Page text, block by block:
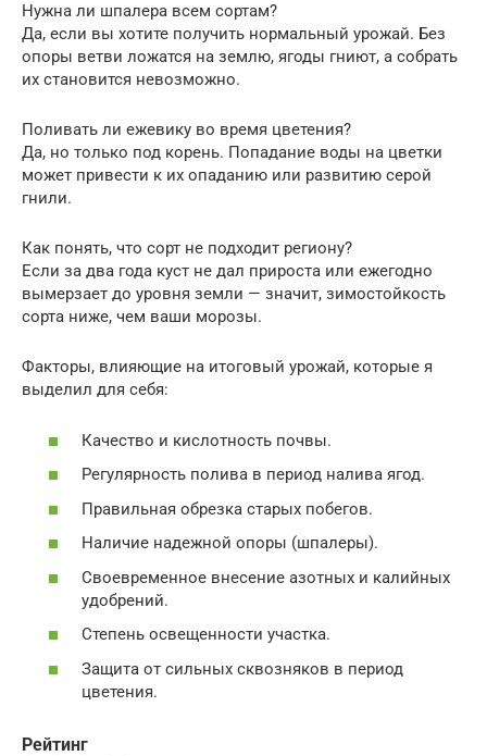
Нужна ли шпалера всем сортам?
Да, если вы хотите получить нормальный урожай. Без
опоры ветви ложатся на землю, ягоды гниют, а собрать
их становится невозможно.
Поливать ли ежевику во время цветения?
Да, но только под корень. Попадание воды на цветки
может привести к их опаданию или развитию серой
гнили.
Как понять, что сорт не подходит региону?
Если за два года куст не дал прироста или ежегодно
вымерзает до уровня земли — значит, зимостойкость
сорта ниже, чем ваши морозы.
Факторы, влияющие на итоговый урожай, которые я
выделил для себя:
Качество и кислотность почвы.
Регулярность полива в период налива ягод.
Правильная обрезка старых побегов.
Наличие надежной опоры (шпалеры).
Своевременное внесение азотных и калийных
удобрений.
Степень освещенности участка.
Защита от сильных сквозняков в период
цветения.
Рейтинг